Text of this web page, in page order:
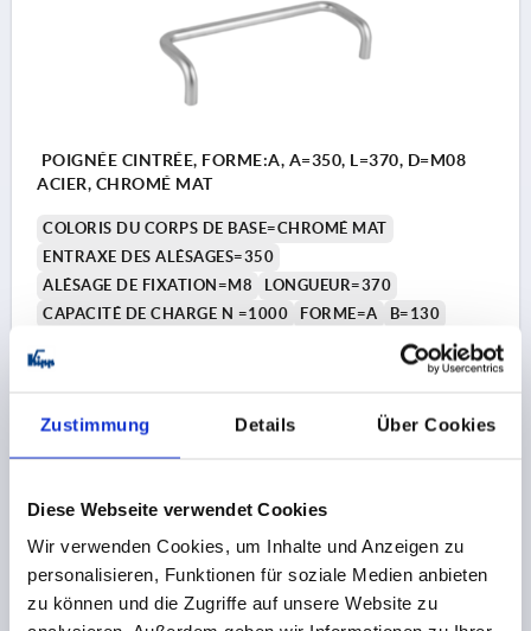
Zustimmung Details Über Cookies
Diese Webseite verwendet Cookies
Wir verwenden Cookies, um Inhalte und Anzeigen zu
personalisieren, Funktionen für soziale Medien anbieten
zu können und die Zugriffe auf unsere Website zu
POIGNÉE CINTRÉE, FORME:A, A=350, L=370, D=M08
ACIER, CHROMÉ MAT
COLORIS DU CORPS DE BASE=CHROMÉ MAT
ENTRAXE DES ALÉSAGES=350
ALÉSAGE DE FIXATION=M8
LONGUEUR=370
CAPACITÉ DE CHARGE N =1000
FORME=A
B=130
68,86 CHF
hors TVA
K0230 A